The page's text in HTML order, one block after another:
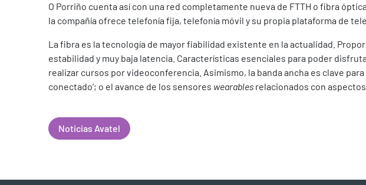
O Porriño cuenta así con una red completamente nueva de FTTH o fibra
la compañía ofrece telefonía fija, telefonía móvil y su propia plataforma de
La fibra es la tecnología de mayor fiabilidad existente en la actualidad.
estabilidad y muy baja latencia. Características esenciales para poder
realizar cursos por videoconferencia. Asimismo, la banda ancha es clave
conectado’; o el avance de los sensores wearables relacionados con
Noticias Avatel